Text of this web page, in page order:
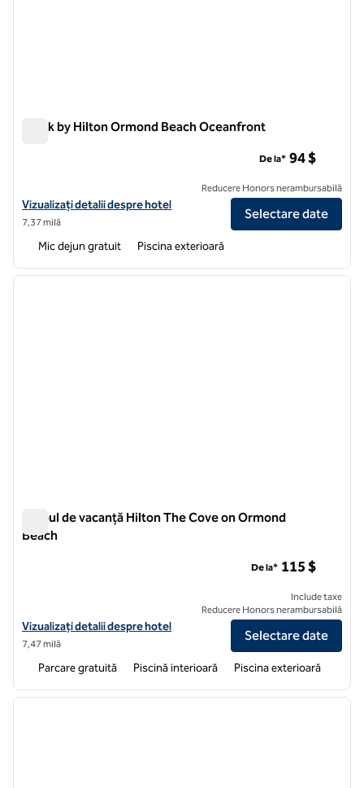
Spark by Hilton Ormond Beach Oceanfront
Vizualizați detaliile hotelului Spark by Hilton Ormond Beach
Vizualizați detalii despre hotel
7,37 milă
De la* 94 $
Reducere Honors nerambursabilă
Selectare date
Mic dejun gratuit Piscina exterioară
1 din 12
Clubul de vacanță Hilton The Cove on Ormond
Beach
Vizualizați detaliile hotelului Hilton Vacation Club The Cove on
Vizualizați detalii despre hotel
7,47 milă
De la* 115 $
Include taxe
Reducere Honors nerambursabilă
Selectare date
Parcare gratuită Piscină interioară Piscina exterioară
1 din 12